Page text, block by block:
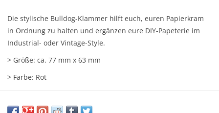
Die stylische Bulldog-Klammer hilft euch, euren Papierkram
in Ordnung zu halten und ergänzen eure DIY-Papeterie im
Industrial- oder Vintage-Style.
> Größe: ca. 77 mm x 63 mm
> Farbe: Rot